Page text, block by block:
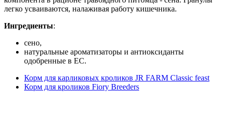
легко усваиваются, налаживая работу кишечника.
Ингредиенты:
сено,
натуральные ароматизаторы и антиоксиданты
одобренные в ЕС.
Корм для карликовых кроликов JR FARM Classic feast
Корм для кроликов Fiory Breeders